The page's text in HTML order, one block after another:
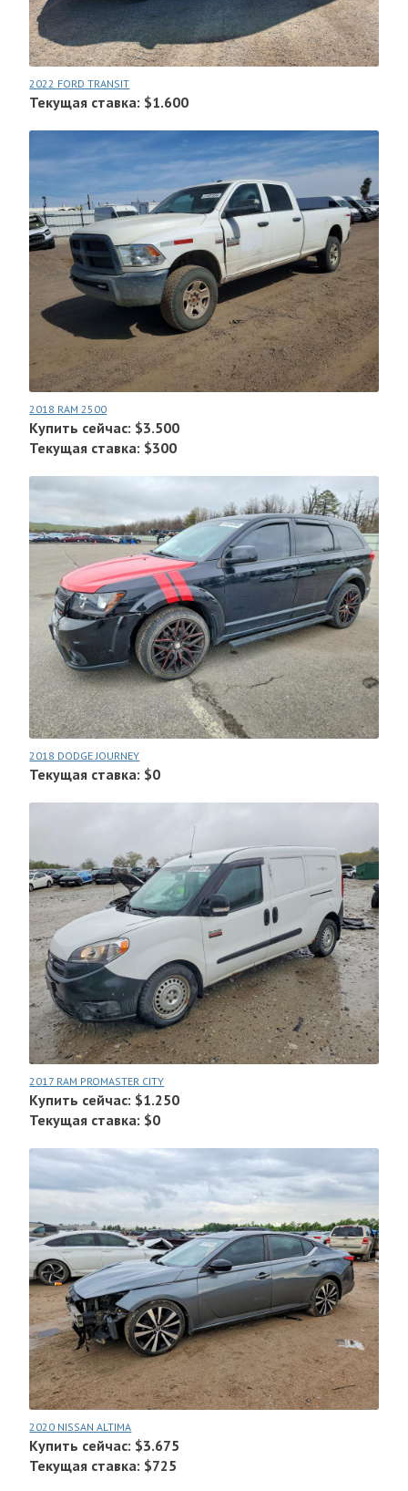
2022 FORD TRANSIT
Текущая ставка: $1.600
2018 RAM 2500
Купить сейчас: $3.500
Текущая ставка: $300
2018 DODGE JOURNEY
Текущая ставка: $0
2017 RAM PROMASTER CITY
Купить сейчас: $1.250
Текущая ставка: $0
2020 NISSAN ALTIMA
Купить сейчас: $3.675
Текущая ставка: $725